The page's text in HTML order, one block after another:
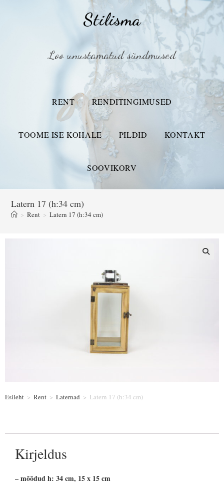
Stilisma
Loo unustamatud sündmused
RENT RENDITINGIMUSED
TOOME ISE KOHALE PILDID KONTAKT
SOOVIKORV
Latern 17 (h:34 cm)
> Rent > Latern 17 (h:34 cm)
Esileht > Rent > Laternad > Latern 17 (h:34 cm)
Kirjeldus
– mõõdud h: 34 cm, 15 x 15 cm